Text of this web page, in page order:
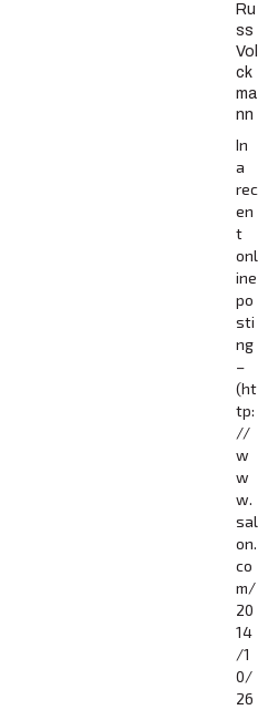
Ru
ss
Vol
ck
ma
nn
In
a
rec
en
t
onl
ine
po
sti
ng
–
(ht
tp:
//
w
w
w.
sal
on.
co
m/
20
14
/1
0/
26